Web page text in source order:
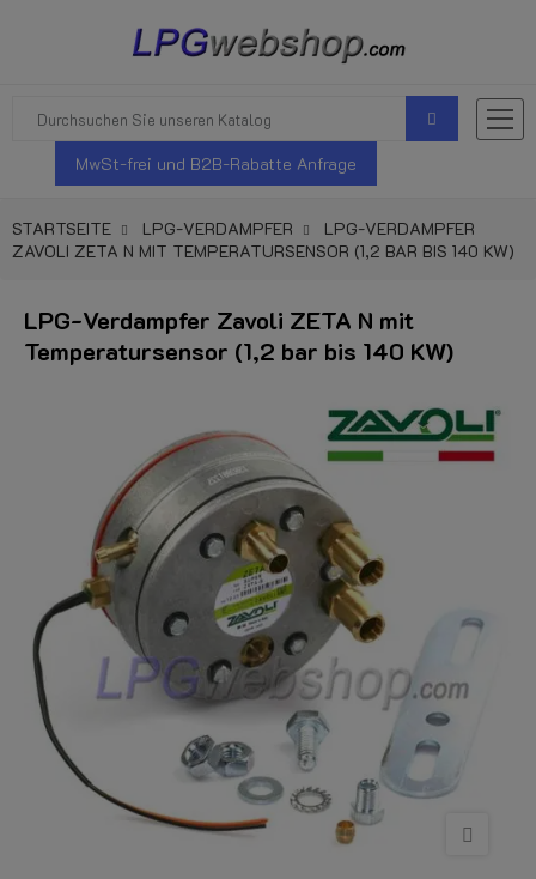
MwSt-frei und B2B-Rabatte Anfrage
STARTSEITE LPG-VERDAMPFER
LPG-VERDAMPFER
ZAVOLI ZETA N MIT TEMPERATURSENSOR (1,2 BAR BIS 140 KW)
LPG-Verdampfer Zavoli ZETA N mit
Temperatursensor (1,2 bar bis 140 KW)